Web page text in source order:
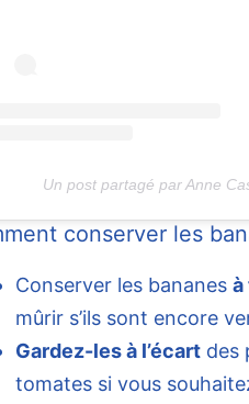
Un post partagé par Anne
conserver les
Conserver les bananes à
mûrir s’ils sont encore
Gardez-les à l’écartdes
tomates si vous